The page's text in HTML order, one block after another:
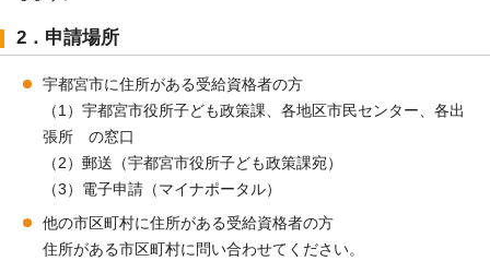
2．申請場所
宇都宮市に住所がある受給資格者の方
（1）宇都宮市役所子ども政策課、各地区市民センター、各出
張所 の窓口
（2）郵送（宇都宮市役所子ども政策課宛）
（3）電子申請（マイナポータル）
他の市区町村に住所がある受給資格者の方
住所がある市区町村に問い合わせてください。